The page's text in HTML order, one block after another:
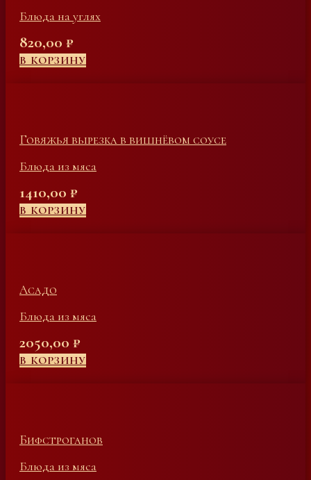
Блюда на углях
820,00 ₽
В КОРЗИНУ
Говяжья вырезка в вишнёвом соусе
Блюда из мяса
1410,00 ₽
В КОРЗИНУ
Асадо
Блюда из мяса
2050,00 ₽
В КОРЗИНУ
Бифстроганов
Блюда из мяса